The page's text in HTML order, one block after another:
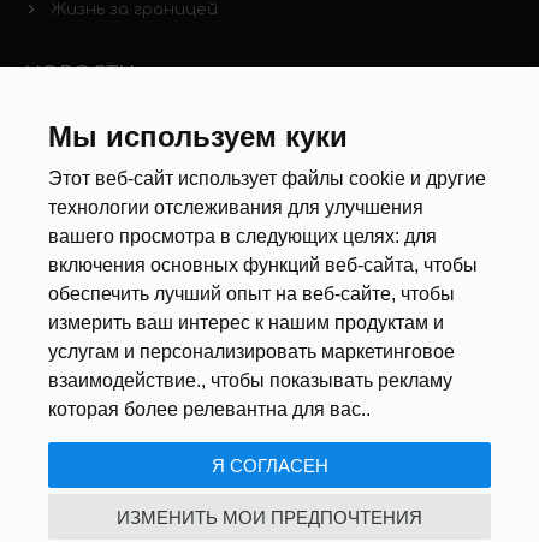
Мы используем куки
Этот веб-сайт использует файлы cookie и другие
технологии отслеживания для улучшения
вашего просмотра в следующих целях: для
включения основных функций веб-сайта, чтобы
обеспечить лучший опыт на веб-сайте, чтобы
измерить ваш интерес к нашим продуктам и
услугам и персонализировать маркетинговое
взаимодействие., чтобы показывать рекламу
которая более релевантна для вас..
Я СОГЛАСЕН
ИЗМЕНИТЬ МОИ ПРЕДПОЧТЕНИЯ
Жизнь за границей
НОВОСТИ
Новости рынка труда
Анкета
Калькулятор дат
Документы
ПОЛИТИКА КОНФИДЕНЦИАЛЬНОСТИ/USTAWIENIA COOKIE